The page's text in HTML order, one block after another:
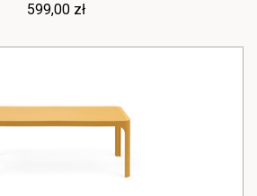
599,00 zł